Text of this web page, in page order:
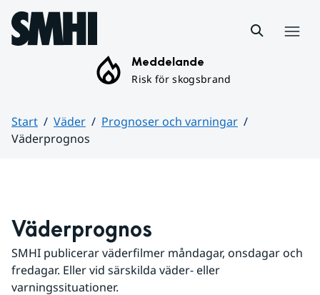
Hoppa till sidans innehåll
Meddelande
Risk för skogsbrand
Start Väder
Prognoser och varningar
Väderprognos
Väderprognos
SMHI publicerar väderfilmer måndagar, onsdagar och
fredagar. Eller vid särskilda väder- eller
varningssituationer.